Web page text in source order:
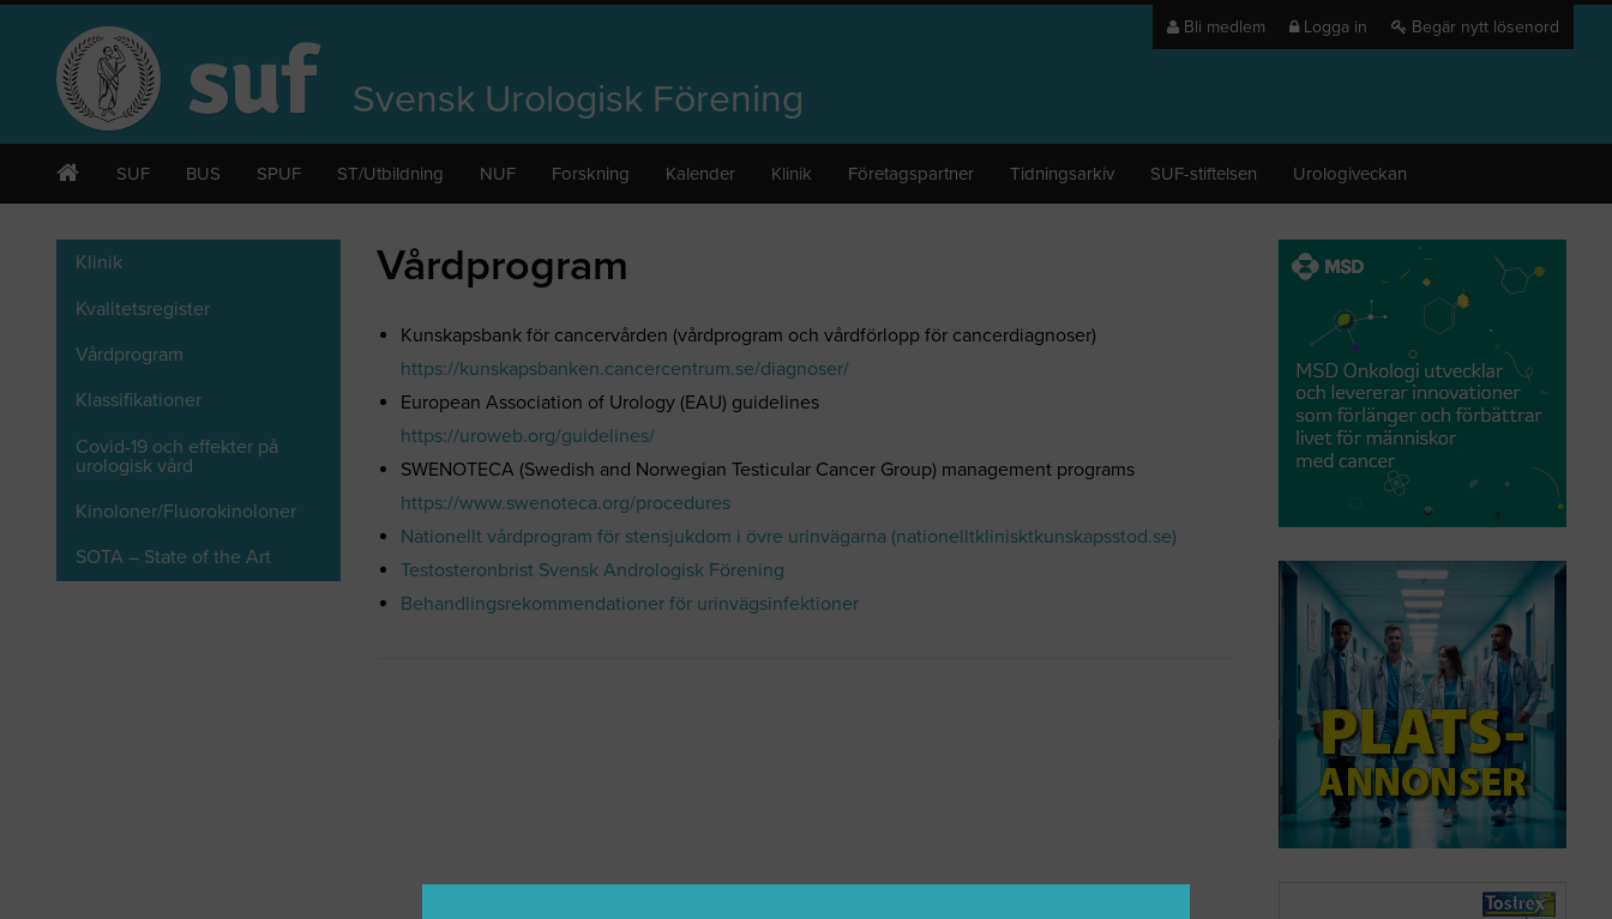
Bli medlem Logga in Begär nytt lösenord
Svensk Urologisk Förening
SUF BUS SPUF ST/Utbildning NUF Forskning Kalender Klinik Företagspartner Tidningsarkiv SUF-stiftelsen Urologiveckan
Klinik
Kvalitetsregister
Vårdprogram
Klassifikationer
Covid-19 och effekter på
urologisk vård
Kinoloner/Fluorokinoloner
SOTA – State of the Art
Vårdprogram
Kunskapsbank för cancervården (vårdprogram och vårdförlopp för cancerdiagnoser)
https://kunskapsbanken.cancercentrum.se/diagnoser/
European Association of Urology (EAU) guidelines
https://uroweb.org/guidelines/
SWENOTECA (Swedish and Norwegian Testicular Cancer Group) management programs
https://www.swenoteca.org/procedures
Nationellt vårdprogram för stensjukdom i övre urinvägarna (nationelltklinisktkunskapsstod.se)
Testosteronbrist Svensk Andrologisk Förening
Behandlingsrekommendationer för urinvägsinfektioner